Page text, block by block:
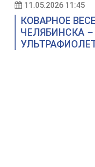
11.05.2026 11:45
КОВАРНОЕ
ЧЕЛЯБИНСКА